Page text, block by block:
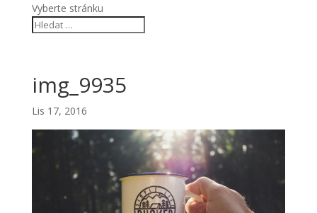
Vyberte stránku
img_9935
Lis 17, 2016